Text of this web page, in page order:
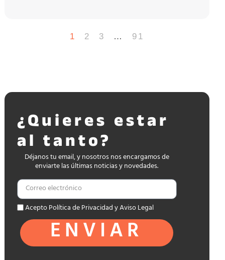
1 2 3 … 91
¿Quieres estar
al tanto?
Déjanos tu email, y nosotros nos encargamos de
enviarte las últimas noticias y novedades.
Acepto Política de Privacidad y Aviso Legal
ENVIAR